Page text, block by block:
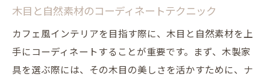
木目と自然素材のコーディネートテクニック
カフェ風インテリアを目指す際に、木目と自然素材を上
手にコーディネートすることが重要です。まず、木製家
具を選ぶ際には、その木目の美しさを活かすために、ナ